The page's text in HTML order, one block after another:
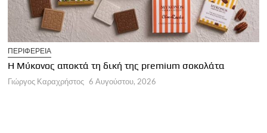
ΠΕΡΙΦΕΡΕΙΑ
Η Μύκονος αποκτά τη δική της premium σοκολάτα
Γιώργος Καραχρήστος 6 Αυγούστου, 2026